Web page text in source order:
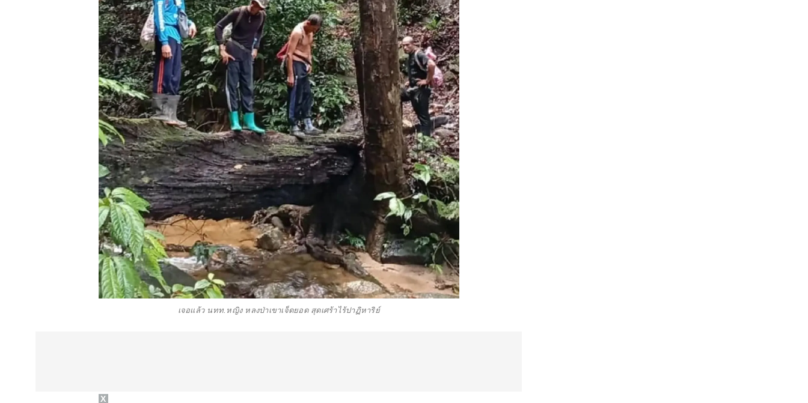
เจอแล้ว นทท.หญิง หลงป่าเขาเจ็ดยอด สุดเศร้าไร้ปาฏิหาริย์
X